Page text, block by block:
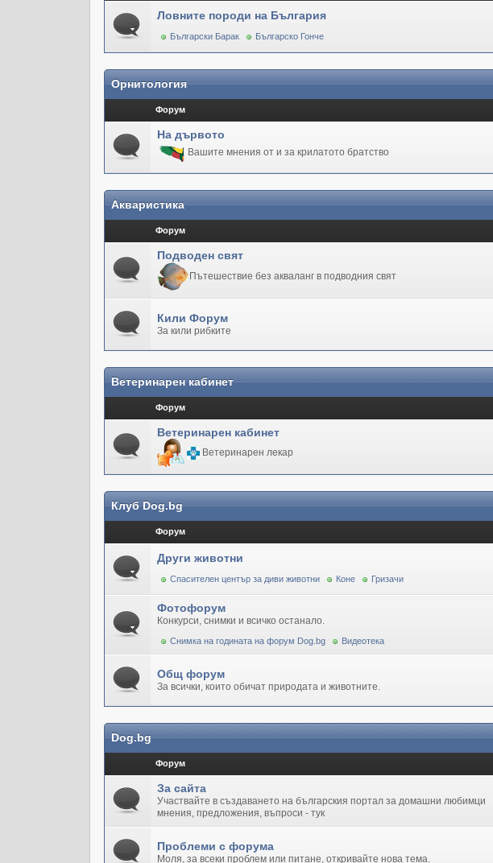
Ловните породи на България
Български Барак Българско Гонче
Орнитология
Форум
На дървото
Вашите мнения от и за крилатото братство
Акваристика
Форум
Подводен свят
Пътешествие без акваланг в подводния свят
Кили Форум
За кили рибките
Ветеринарен кабинет
Форум
Ветеринарен кабинет
Ветеринарен лекар
Клуб Dog.bg
Форум
Други животни
Спасителен център за диви животни Коне Гризачи
Фотофорум
Конкурси, снимки и всичко останало.
Снимка на годината на форум Dog.bg Видеотека
Общ форум
За всички, които обичат природата и животните.
Dog.bg
Форум
За сайта
Участвайте в създаването на българския портал за домашни любимци
мнения, предложения, въпроси - тук
Проблеми с форума
Моля, за всеки проблем или питане, откривайте нова тема.